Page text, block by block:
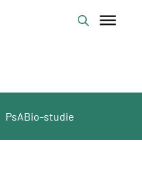
PsABio-studie